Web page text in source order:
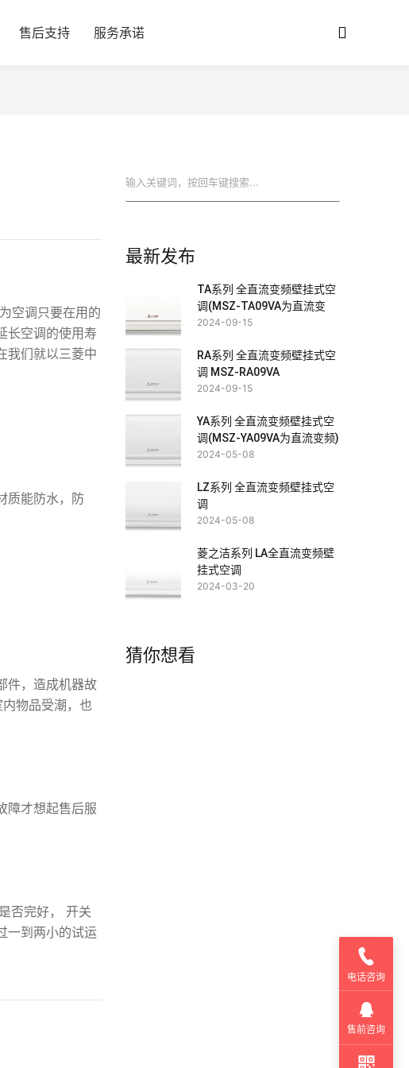
电话咨询
售前咨询
售后支持 服务承诺
空调只要在用的
长空调的使用寿
我们就以三菱中
质能防水，防
件，造成机器故
物品受潮，也
障才想起售后服
否完好， 开关
一到两小的试运
最新发布
TA系列 全直流变频壁挂式空
调(MSZ-TA09VA为直流变
频)
2024-09-15
RA系列 全直流变频壁挂式空
调 MSZ-RA09VA
2024-09-15
YA系列 全直流变频壁挂式空
调(MSZ-YA09VA为直流变频)
2024-05-08
LZ系列 全直流变频壁挂式空
调
2024-05-08
菱之洁系列 LA全直流变频壁
挂式空调
2024-03-20
猜你想看